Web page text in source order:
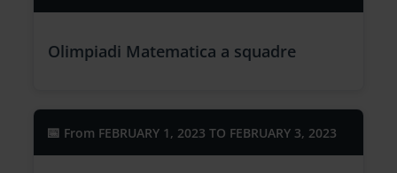
Olimpiadi Matematica a squadre
From FEBRUARY 1, 2023 TO FEBRUARY 3, 2023